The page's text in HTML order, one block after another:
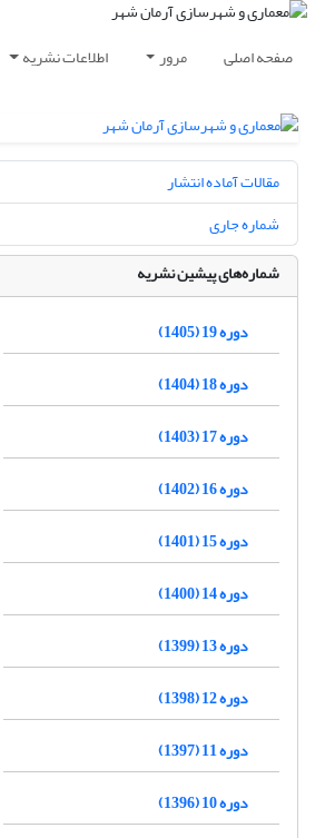
صفحه اصلی مرور اطلاعات نشریه
مقالات آماده انتشار
شماره جاری
شماره‌های پیشین نشریه
دوره 19 (1405)
دوره 18 (1404)
دوره 17 (1403)
دوره 16 (1402)
دوره 15 (1401)
دوره 14 (1400)
دوره 13 (1399)
دوره 12 (1398)
دوره 11 (1397)
دوره 10 (1396)